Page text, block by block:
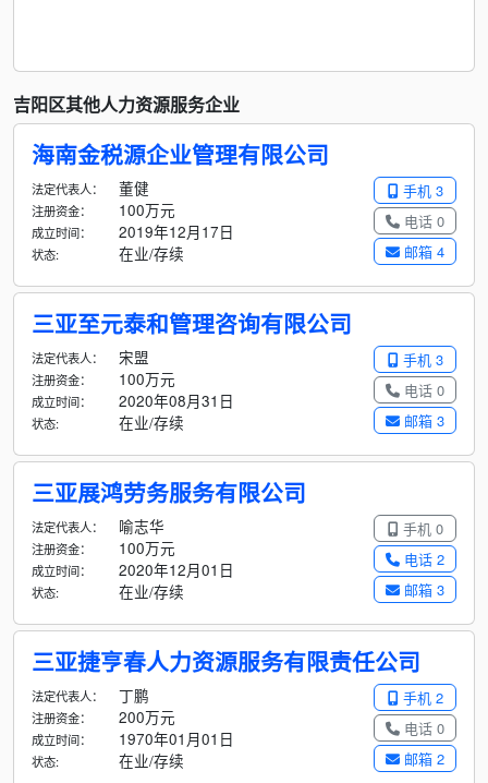
吉阳区其他人力资源服务企业
海南金税源企业管理有限公司
手机 3
电话 0
邮箱 4
法定代表人： 董健
注册资金： 100万元
成立时间： 2019年12月17日
状态: 在业/存续
三亚至元泰和管理咨询有限公司
手机 3
电话 0
邮箱 3
法定代表人： 宋盟
注册资金： 100万元
成立时间： 2020年08月31日
状态: 在业/存续
三亚展鸿劳务服务有限公司
手机 0
电话 2
邮箱 3
法定代表人： 喻志华
注册资金： 100万元
成立时间： 2020年12月01日
状态: 在业/存续
三亚捷亨春人力资源服务有限责任公司
手机 2
电话 0
邮箱 2
法定代表人： 丁鹏
注册资金： 200万元
成立时间： 1970年01月01日
状态: 在业/存续